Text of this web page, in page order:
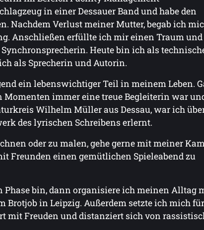
in einer Dessauer Band und habe den
Nachdem Verlust meiner Mutter, begab ich
Anschließen erfüllte ich mir einen Traum und
Heute bin ich als
als Sprecherin und Autorin.
ein lebenswichtiger Teil in meinem Leben.
Momenten immer eine treue Begleiterin war
Wilhelm Müller aus Dessau, war ich
des lyrischen Schreibens erlernt.
oder zu malen, gehe gerne mit meiner
Freunden einen gemütlichen Spieleabend zu
bin, dann organisiere ich meinen Alltag
Brotjob in Leipzig. Außerdem setzte ich mich für
mit Freuden und distanziert sich von